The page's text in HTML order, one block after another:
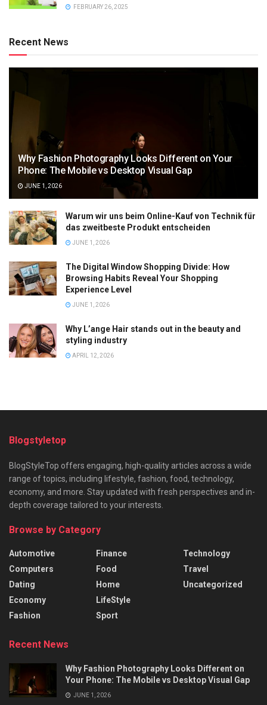
FEBRUARY 26, 2025
Recent News
Why Fashion Photography Looks Different on Your
Phone: The Mobile vs Desktop Visual Gap
JUNE 1, 2026
Warum wir uns beim Online-Kauf von Technik für
das zweitbeste Produkt entscheiden
JUNE 1, 2026
The Digital Window Shopping Divide: How
Browsing Habits Reveal Your Shopping
Experience Level
JUNE 1, 2026
Why L’ange Hair stands out in the beauty and
styling industry
APRIL 12, 2026
Blogstyletop
BlogStyleTop offers engaging, high-quality articles across a wide
range of topics, including lifestyle, fashion, food, technology,
economy, and more. Stay updated with fresh perspectives and in-
depth coverage tailored to your interests.
Browse by Category
Automotive
Computers
Dating
Economy
Fashion
Finance
Food
Home
LifeStyle
Sport
Technology
Travel
Uncategorized
Recent News
Why Fashion Photography Looks Different on
Your Phone: The Mobile vs Desktop Visual Gap
JUNE 1, 2026